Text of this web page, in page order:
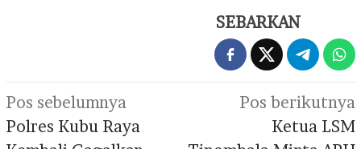
SEBARKAN
Navigasi
pos
Pos sebelumnya
Polres Kubu Raya
Pos berikutnya
Ketua LSM